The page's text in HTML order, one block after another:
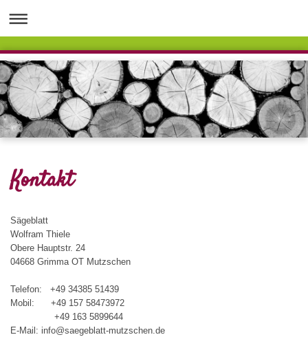
Kontakt
Sägeblatt
Wolfram Thiele
Obere Hauptstr. 24
04668 Grimma OT Mutzschen
Telefon: +49 34385 51439
Mobil: +49 157 58473972
+49 163 5899644
E-Mail: info@saegeblatt-mutzschen.de